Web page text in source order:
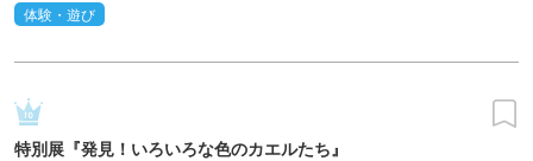
体験・遊び
特別展『発見！いろいろな色のカエルたち』